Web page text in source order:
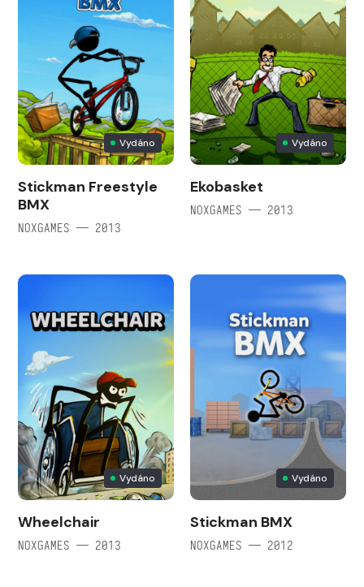
Vydáno
Stickman Freestyle
BMX
NOXGAMES — 2013
Vydáno
Ekobasket
NOXGAMES — 2013
Vydáno
Wheelchair
NOXGAMES — 2013
Vydáno
Stickman BMX
NOXGAMES — 2012